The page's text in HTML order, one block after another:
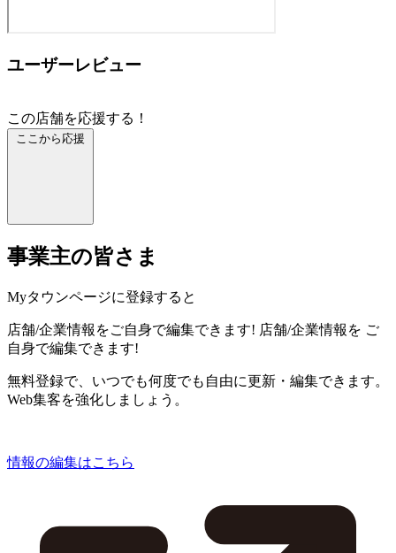
ユーザーレビュー
この店舗を応援する！
ここから応援
事業主の皆さま
Myタウンページに登録すると
店舗/企業情報をご自身で編集できます! 店舗/企業情報を ご
自身で編集できます!
無料登録で、いつでも何度でも自由に更新・編集できます。
Web集客を強化しましょう。
情報の編集はこちら